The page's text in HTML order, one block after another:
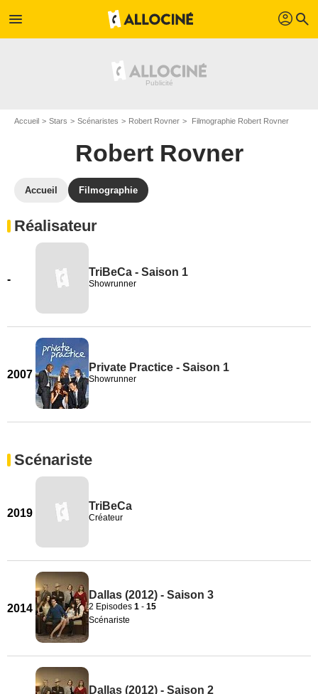
menu profil search
Accueil Stars Scénaristes Robert Rovner Filmographie Robert Rovner
Robert Rovner
Accueil Filmographie
Réalisateur
-
TriBeCa - Saison 1
Showrunner
2007
Private Practice - Saison 1
Showrunner
Scénariste
2019
TriBeCa
Créateur
2014
Dallas (2012) - Saison 3
2 Episodes 1 - 15
Scénariste
Dallas (2012) - Saison 2